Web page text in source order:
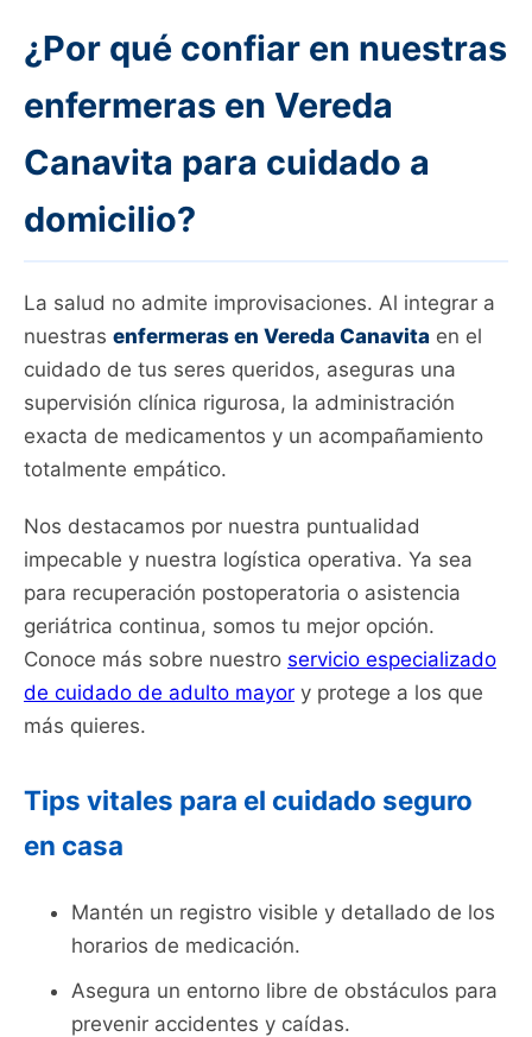
¿Por qué confiar en nuestras
enfermeras en Vereda
Canavita para cuidado a
domicilio?
La salud no admite improvisaciones. Al integrar a
nuestras enfermeras en Vereda Canavita en el
cuidado de tus seres queridos, aseguras una
supervisión clínica rigurosa, la administración
exacta de medicamentos y un acompañamiento
totalmente empático.
Nos destacamos por nuestra puntualidad
impecable y nuestra logística operativa. Ya sea
para recuperación postoperatoria o asistencia
geriátrica continua, somos tu mejor opción.
Conoce más sobre nuestro servicio especializado
de cuidado de adulto mayor y protege a los que
más quieres.
Tips vitales para el cuidado seguro
en casa
Mantén un registro visible y detallado de los
horarios de medicación.
Asegura un entorno libre de obstáculos para
prevenir accidentes y caídas.